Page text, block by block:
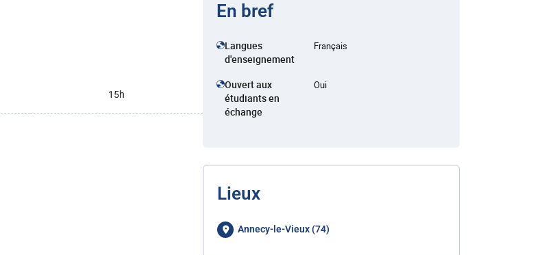
15h
En bref
Langues
d'enseignement
Français
Ouvert aux
étudiants en
échange
Oui
Lieux
Annecy-le-Vieux (74)